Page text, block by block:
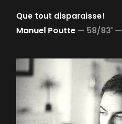
Que tout disparaisse!
Manuel Poutte — 58/83' —